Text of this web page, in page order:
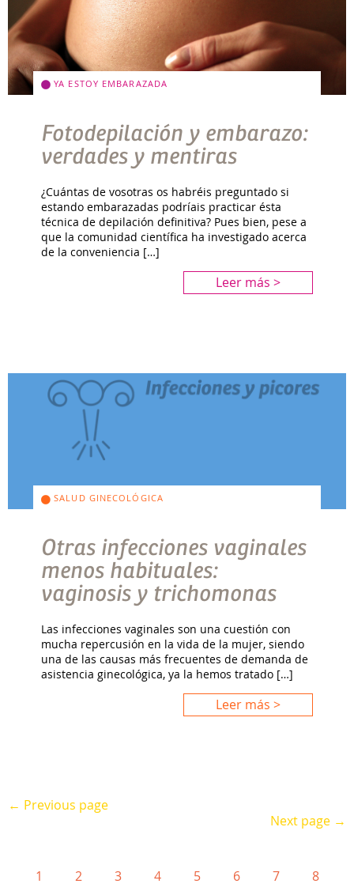
YA ESTOY EMBARAZADA
Fotodepilación y embarazo:
verdades y mentiras
¿Cuántas de vosotras os habréis preguntado si
estando embarazadas podríais practicar ésta
técnica de depilación definitiva? Pues bien, pese a
que la comunidad científica ha investigado acerca
de la conveniencia […]
Leer más >
SALUD GINECOLÓGICA
Otras infecciones vaginales
menos habituales:
vaginosis y trichomonas
Las infecciones vaginales son una cuestión con
mucha repercusión en la vida de la mujer, siendo
una de las causas más frecuentes de demanda de
asistencia ginecológica, ya la hemos tratado […]
Leer más >
← Previous page
Next page →
1 2 3 4 5 6 7
8